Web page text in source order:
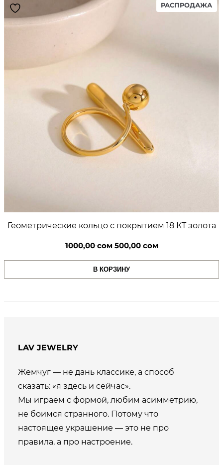
РАСПРОДАЖА
ON
Геометрические кольцо с покрытием 18 КТ золота
1000,00сом Первоначальная
цена
составляла
500,00 сомТекущая
цена:
В КОРЗИНУ
LAV JEWELRY
Жемчуг — не дань классике, а способ
сказать: «я здесь и сейчас».
Мы играем с формой, любим асимметрию,
не боимся странного. Потому что
настоящее украшение — это не про
правила, а про настроение.